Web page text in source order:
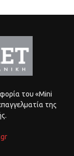
του «Mini
της